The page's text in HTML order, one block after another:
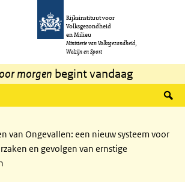
inhoud gaan
Rijksinstituut voor
Volksgezondheid
en Milieu
Ministerie van Volksgezondheid,
Welzijn en Sport
morgen begint vandaag
van Ongevallen: een nieuw systeem voor
en gevolgen van ernstige